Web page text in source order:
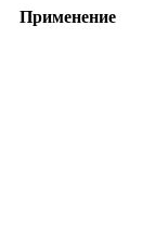
Применение